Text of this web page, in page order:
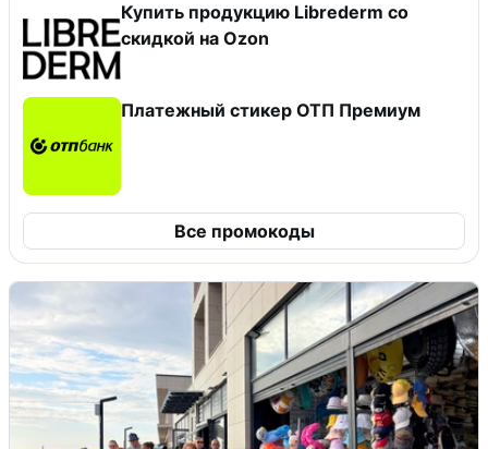
Купить продукцию Librederm со
скидкой на Ozon
Платежный стикер ОТП Премиум
Все промокоды